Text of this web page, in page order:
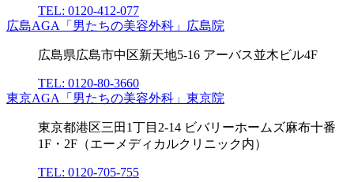
TEL: 0120-412-077
広島AGA「男たちの美容外科」広島院
広島県広島市中区新天地5-16 アーバス並木ビル4F
TEL: 0120-80-3660
東京AGA「男たちの美容外科」東京院
東京都港区三田1丁目2-14 ビバリーホームズ麻布十番
1F・2F（エーメディカルクリニック内）
TEL: 0120-705-755